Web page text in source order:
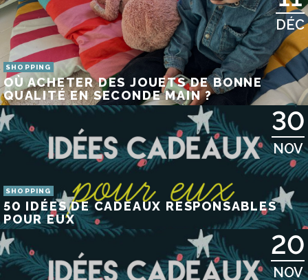
DÉC
SHOPPING
OÙ ACHETER DES JOUETS DE BONNE
QUALITÉ EN SECONDE MAIN ?
30
NOV
SHOPPING
50 IDÉES DE CADEAUX RESPONSABLES
POUR EUX
20
NOV